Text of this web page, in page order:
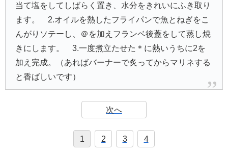
当て塩をしてしばらく置き、水分をきれいにふき取り
ます。 2.オイルを熱したフライパンで魚とねぎをこ
んがりソテーし、＠を加えフランベ後蓋をして蒸し焼
きにします。 3.一度煮立たせた＊に熱いうちに2を
加え完成。（あればバーナーで炙ってからマリネする
と香ばしいです）
次へ
1 2 3 4